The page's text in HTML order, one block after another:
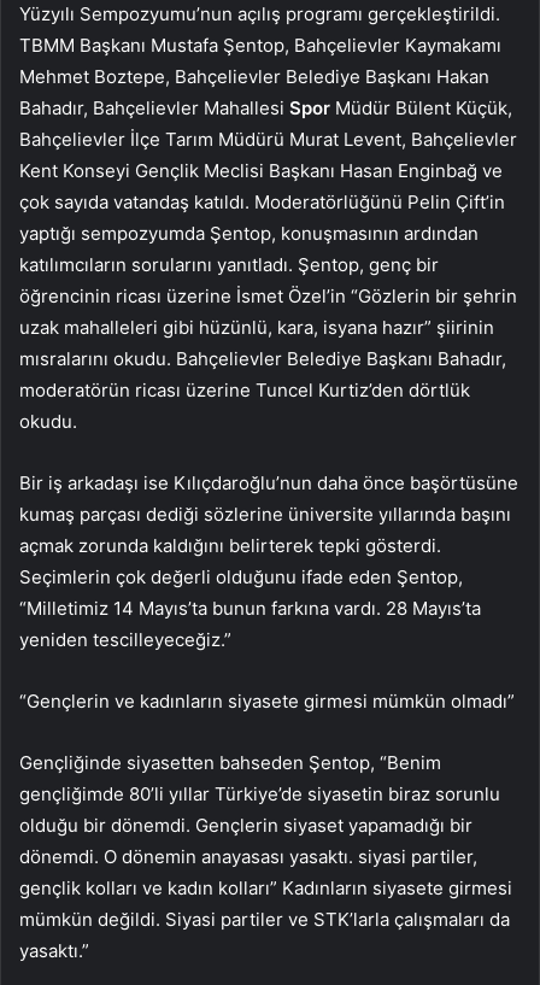
Yüzyılı Sempozyumu’nun açılış programı gerçekleştirildi.
TBMM Başkanı Mustafa Şentop, Bahçelievler Kaymakamı
Mehmet Boztepe, Bahçelievler Belediye Başkanı Hakan
Bahadır, Bahçelievler Mahallesi Spor Müdür Bülent Küçük,
Bahçelievler İlçe Tarım Müdürü Murat Levent, Bahçelievler
Kent Konseyi Gençlik Meclisi Başkanı Hasan Enginbağ ve
çok sayıda vatandaş katıldı. Moderatörlüğünü Pelin Çift’in
yaptığı sempozyumda Şentop, konuşmasının ardından
katılımcıların sorularını yanıtladı. Şentop, genç bir
öğrencinin ricası üzerine İsmet Özel’in “Gözlerin bir şehrin
uzak mahalleleri gibi hüzünlü, kara, isyana hazır” şiirinin
mısralarını okudu. Bahçelievler Belediye Başkanı Bahadır,
moderatörün ricası üzerine Tuncel Kurtiz’den dörtlük
okudu.
Bir iş arkadaşı ise Kılıçdaroğlu’nun daha önce başörtüsüne
kumaş parçası dediği sözlerine üniversite yıllarında başını
açmak zorunda kaldığını belirterek tepki gösterdi.
Seçimlerin çok değerli olduğunu ifade eden Şentop,
“Milletimiz 14 Mayıs’ta bunun farkına vardı. 28 Mayıs’ta
yeniden tescilleyeceğiz.”
“Gençlerin ve kadınların siyasete girmesi mümkün olmadı”
Gençliğinde siyasetten bahseden Şentop, “Benim
gençliğimde 80’li yıllar Türkiye’de siyasetin biraz sorunlu
olduğu bir dönemdi. Gençlerin siyaset yapamadığı bir
dönemdi. O dönemin anayasası yasaktı. siyasi partiler,
gençlik kolları ve kadın kolları” Kadınların siyasete girmesi
mümkün değildi. Siyasi partiler ve STK’larla çalışmaları da
yasaktı.”